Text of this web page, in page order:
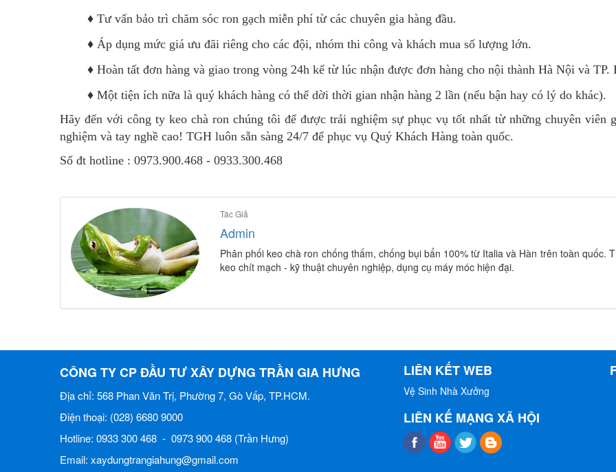
♦ Tư vấn bảo trì chăm sóc ron gạch miễn phí từ các chuyên gia hàng đầu.
♦ Áp dụng mức giá ưu đãi riêng cho các đội, nhóm thi công và khách mua số lượng lớn.
♦ Hoàn tất đơn hàng và giao trong vòng 24h kể từ lúc nhận được đơn hàng cho nội thành Hà Nội và TP.
♦ Một tiện ích nữa là quý khách hàng có thể dời thời gian nhận hàng 2 lần (nếu bận hay có lý do khác).
Hãy đến với công ty keo chà ron chúng tôi để được trải nghiệm sự phục vụ tốt nhất từ những chuyên viên
nghiệm và tay nghề cao! TGH luôn sẵn sàng 24/7 để phục vụ Quý Khách Hàng toàn quốc.
Số đt hotline : 0973.900.468 - 0933.300.468
Tác Giả
Admin
Phân phối keo chà ron chống thấm, chống bụi bẩn 100% từ Italia và Hàn trên toàn quốc.
keo chít mạch - kỹ thuật chuyên nghiệp, dụng cụ máy móc hiện đại.
CÔNG TY CP ĐẦU TƯ XÂY DỰNG TRẦN GIA HƯNG
Địa chỉ: 568 Phan Văn Trị, Phường 7, Gò Vấp, TP.HCM.
Điện thoại: (028) 6680 9000
Hotline: 0933 300 468 - 0973 900 468 (Trần Hưng)
Email: xaydungtrangiahung@gmail.com
LIÊN KẾT WEB
Vệ Sinh Nhà Xưởng
LIÊN KẾ MẠNG XÃ HỘI